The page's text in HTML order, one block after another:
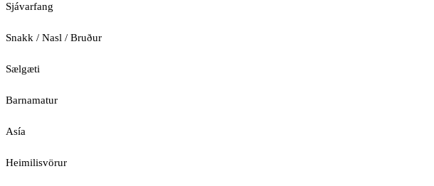
Sjávarfang
Snakk / Nasl / Bruður
Sælgæti
Barnamatur
Asía
Heimilisvörur